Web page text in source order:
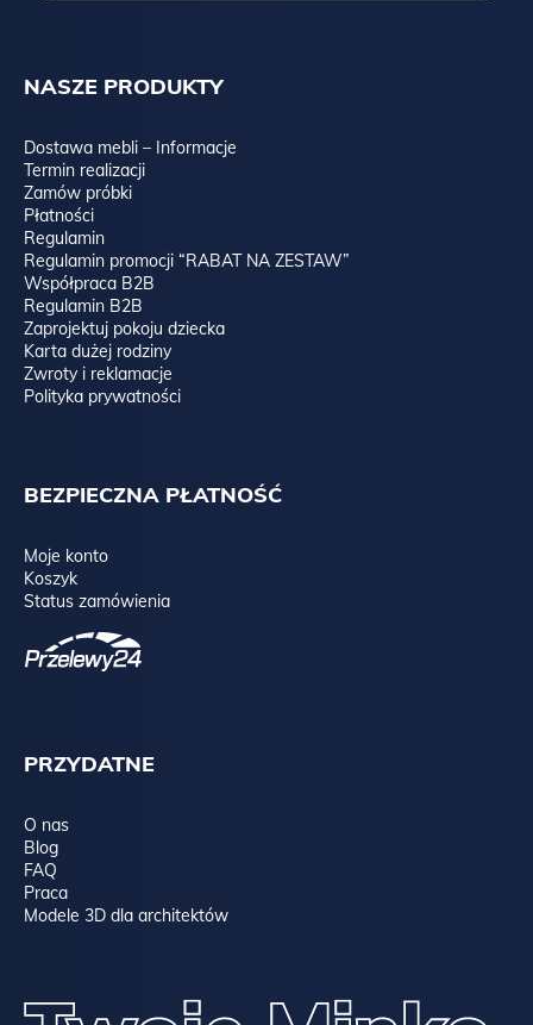
NASZE PRODUKTY
Dostawa mebli – Informacje
Termin realizacji
Zamów próbki
Płatności
Regulamin
Regulamin promocji “RABAT NA ZESTAW”
Współpraca B2B
Regulamin B2B
Zaprojektuj pokoju dziecka
Karta dużej rodziny
Zwroty i reklamacje
Polityka prywatności
BEZPIECZNA PŁATNOŚĆ
Moje konto
Koszyk
Status zamówienia
PRZYDATNE
O nas
Blog
FAQ
Praca
Modele 3D dla architektów